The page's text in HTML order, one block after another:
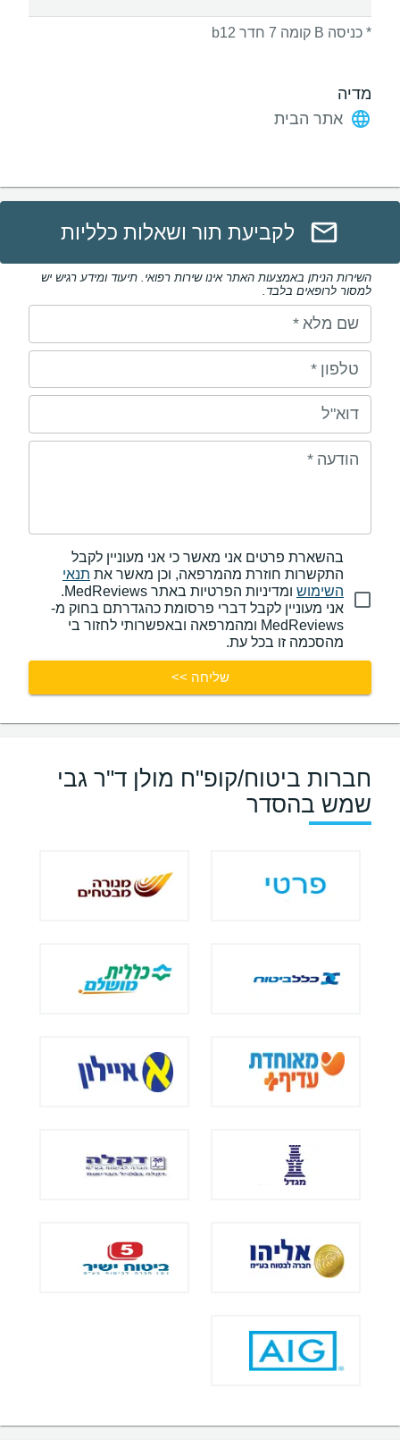
* כניסה B קומה 7 חדר b12
מדיה
אתר הבית
לקביעת תור ושאלות כלליות
השירות הניתן באמצעות האתר אינו שירות רפואי. תיעוד ומידע רגיש יש
למסור לרופאים בלבד.
שם מלא *
טלפון *
דוא"ל
הודעה *
בהשארת פרטים אני מאשר כי אני מעוניין לקבל
התקשרות חוזרת מהמרפאה, וכן מאשר את תנאי
השימוש
ומדיניות הפרטיות באתר MedReviews.
אני מעוניין לקבל דברי פרסומת כהגדרתם בחוק מ-
MedReviews ומהמרפאה ובאפשרותי לחזור בי
מהסכמה זו בכל עת.
שליחה >>
חברות ביטוח/קופ"ח מולן ד"ר גבי
שמש בהסדר